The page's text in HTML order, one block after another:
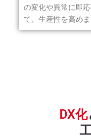
の変化や異常に即
て、生産性を高めま
DX化